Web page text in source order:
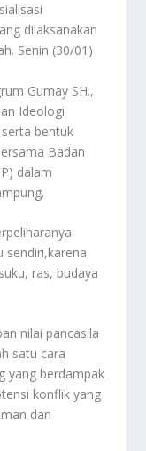
dilaksanakan
Senin (30/01)
Gumay SH.,
Ideologi
bentuk
Badan
dalam
sendiri,karena
ras, budaya
nilai pancasila
satu cara
yang berdampak
konflik yang
dan